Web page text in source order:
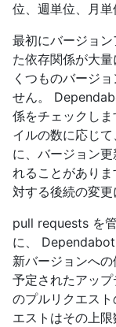
位、週単位、月単
最初にバージョ
た依存関係が大
くつものバージ
せん。
係をチェックし
イルの数に応じ
に、バージョン
れることがあり
対する後続の変更
pull requests を
に、
新バージョンへ
予定されたアッ
のプルリクエス
エストはその上